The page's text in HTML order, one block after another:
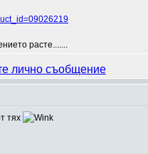
расте.......
тях